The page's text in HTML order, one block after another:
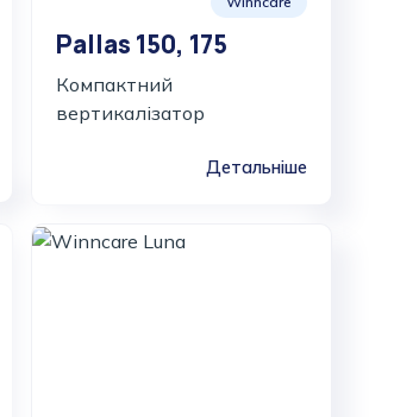
Pallas 150, 175
Компактний
вертикалізатор
Детальніше